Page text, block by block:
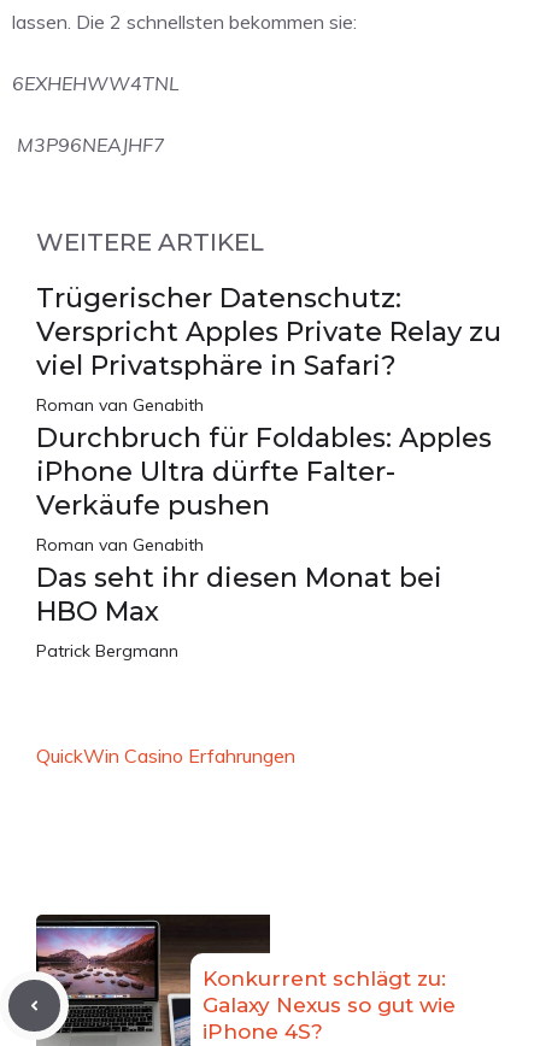
lassen. Die 2 schnellsten bekommen sie:
6EXHEHWW4TNL
M3P96NEAJHF7
WEITERE ARTIKEL
Trügerischer Datenschutz:
Verspricht Apples Private Relay zu
viel Privatsphäre in Safari?
Roman van Genabith
Durchbruch für Foldables: Apples
iPhone Ultra dürfte Falter-
Verkäufe pushen
Roman van Genabith
Das seht ihr diesen Monat bei
HBO Max
Patrick Bergmann
QuickWin Casino Erfahrungen
Konkurrent schlägt zu:
Galaxy Nexus so gut wie
iPhone 4S?